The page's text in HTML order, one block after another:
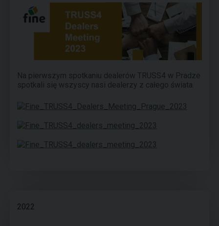
Na pierwszym spotkaniu dealerów TRUSS4 w Pradze
spotkali się wszyscy nasi dealerzy z całego świata.
2022